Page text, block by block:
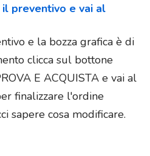
preventivo e vai al
e la bozza grafica è di
clicca sul bottone
E ACQUISTA e vai al
finalizzare l'ordine
sapere cosa modificare.